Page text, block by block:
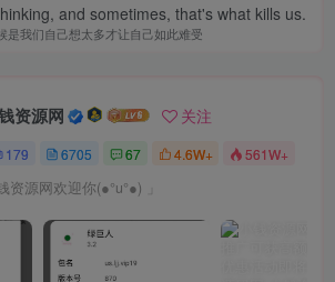
and sometimes, that's what kills us.
是我们自己想太多才让自己如此难受
资源网 关注
179 6705 67 4.6W+ 561W+
资源网欢迎你(●°u°●)​ 」